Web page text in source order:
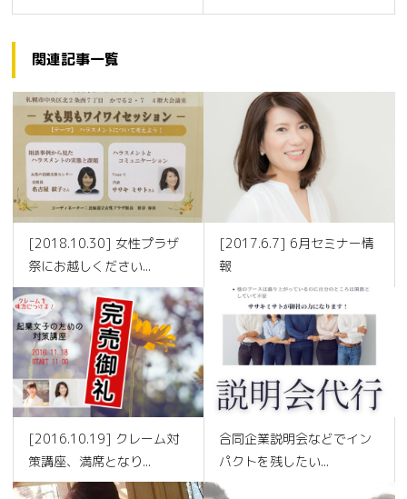
関連記事一覧
[2018.10.30] 女性プラザ
祭にお越しください...
[2017.6.7] 6月セミナー情
報
[2016.10.19] クレーム対
策講座、満席となり...
合同企業説明会などでイン
パクトを残したい...